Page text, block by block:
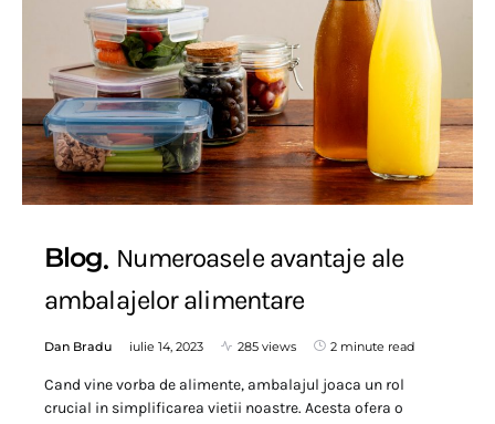
Blog Numeroasele avantaje ale
ambalajelor alimentare
Dan Bradu iulie 14, 2023 285 views 2 minute read
Cand vine vorba de alimente, ambalajul joaca un rol
crucial in simplificarea vietii noastre. Acesta ofera o